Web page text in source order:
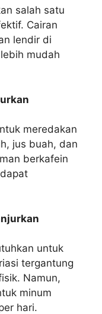
salah satu
Cairan
lendir di
mudah
meredakan
jus buah, dan
berkafein
untuk
tergantung
Namun,
minum
hari.